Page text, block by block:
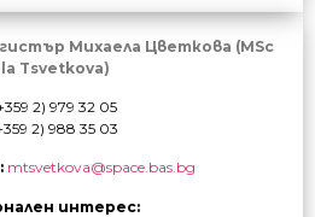
Михаела Цветкова (MSc
Tsvetkova)
2) 979 32 05
2) 988 35 03
mtsvetkova@space.bas.bg
интерес: